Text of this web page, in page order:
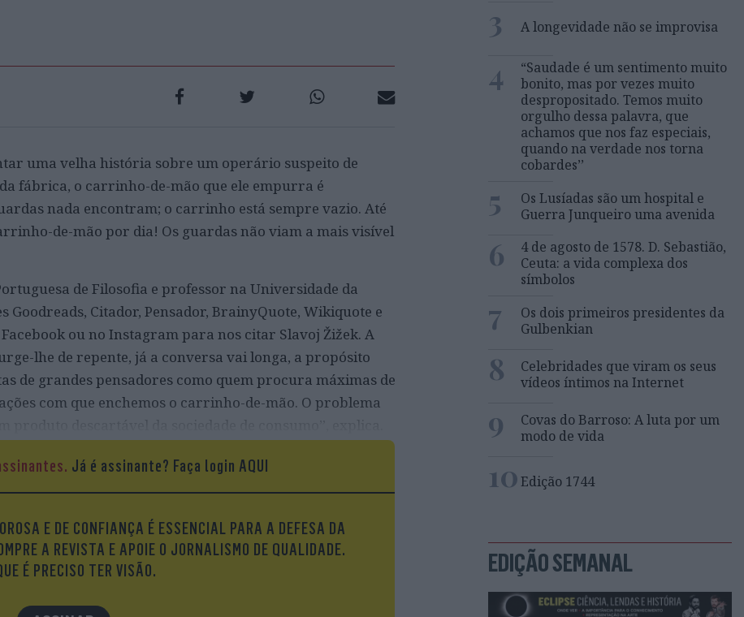
uma velha história sobre um operário suspeito de
fábrica, o carrinho-de-mão que ele empurra é
nada encontram; o carrinho está sempre vazio. Até
de-mão por dia! Os guardas não viam a mais visível
de Filosofia e professor na Universidade da
Citador, Pensador, BrainyQuote, Wikiquote e
ou no Instagram para nos citar Slavoj Žižek. A
lhe de repente, já a conversa vai longa, a propósito
de grandes pensadores como quem procura máximas de
com que enchemos o carrinho-de-mão. O problema
1961) é, juntamente com Friedrich Nietzsche, o
da psicologia analítica, tem outra particularidade: as
Já é assinante? Faça login AQUI
E DE CONFIANÇA É ESSENCIAL PARA A DEFESA DA
A REVISTA E APOIE O JORNALISMO DE QUALIDADE.
É PRECISO TER VISÃO.
3 A longevidade não se improvisa
4
“Saudade é um sentimento muito
bonito, mas por vezes muito
despropositado. Temos muito
orgulho dessa palavra, que
achamos que nos faz especiais,
quando na verdade nos torna
cobardes’’
5
Os Lusíadas são um hospital e
Guerra Junqueiro uma avenida
6
4 de agosto de 1578. D. Sebastião,
Ceuta: a vida complexa dos
símbolos
7
Os dois primeiros presidentes da
Gulbenkian
8
Celebridades que viram os seus
vídeos íntimos na Internet
9
Covas do Barroso: A luta por um
modo de vida
10Edição 1744
EDIÇÃO SEMANAL